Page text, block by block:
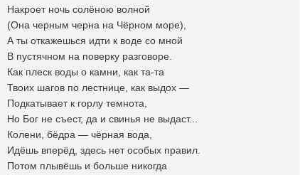
Накроет ночь солёною волной
(Она черным черна на Чёрном море),
А ты откажешься идти к воде со мной
В пустячном на поверку разговоре.
Как плеск воды о камни, как та-та
Твоих шагов по лестнице, как выдох —
Подкатывает к горлу темнота,
Но Бог не съест, да и свинья не выдаст...
Колени, бёдра — чёрная вода,
Идёшь вперёд, здесь нет особых правил.
Потом плывёшь и больше никогда